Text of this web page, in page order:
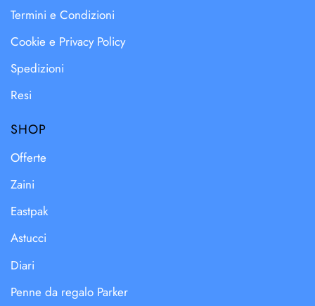
Termini e Condizioni
Cookie e Privacy Policy
Spedizioni
Resi
SHOP
Offerte
Zaini
Eastpak
Astucci
Diari
Penne da regalo Parker